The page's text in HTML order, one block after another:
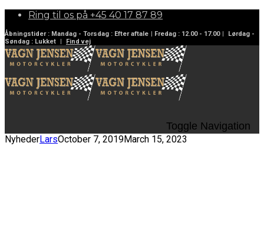
Ring til os på +45 40 17 87 89
Åbningstider : Mandag - Torsdag : Efter aftale | Fredag : 12.00 - 17.00 |
Lørdag -
Søndag : Lukket | Find vej
Toggle Navigation
NyhederLarsOctober 7, 2019March 15, 2023